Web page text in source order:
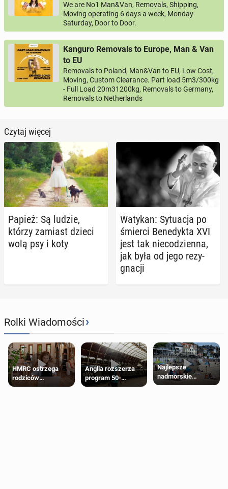
We are No1 Man&Van, Removals, Shipping,
Moving operating 6 days a week, Monday-
Saturday, Door to Door.
Kanguro Removals to Europe, Man & Van
to EU
Removals to Poland, Man&Van to EU, Low Cost,
Moving, Custom Clearance. Part load 5m3/300kg
- Full Load 20m31200kg, Removals to Germany,
Removals to Netherlands
Czytaj więcej
Papież: Są ludzie,
którzy zamiast dzieci
wolą psy i koty
Watykan: Sy­tu­acja po
śmierci Be­ne­dyk­ta XVI
jest tak nie­co­dzien­na,
jak była od jego re­zy­
gna­cji
Rolki Wiadomości›
HMRC ostrzega
rodziców
pobierających Child
Anglia rozszerza
program 50-
procentowych
Najlepsze
nadmorskie
miasteczko blisko